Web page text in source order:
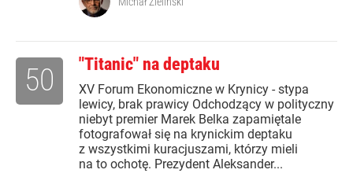
"Titanic" na deptaku
XV Forum Ekonomiczne w Krynicy - stypa
lewicy, brak prawicy Odchodzący w polityczny
niebyt premier Marek Belka zapamiętale
fotografował się na krynickim deptaku
z wszystkimi kuracjuszami, którzy mieli
na to ochotę. Prezydent Aleksander...
50